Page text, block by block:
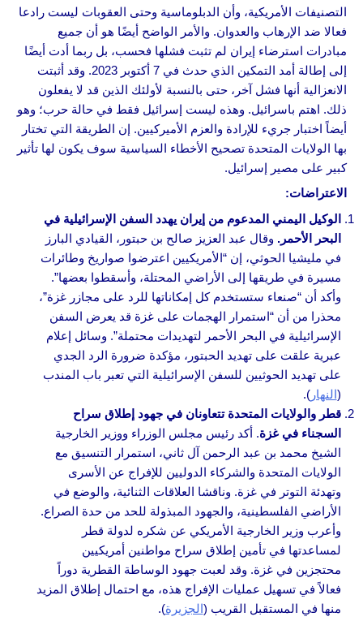
التصنيفات الأمريكية، وأن الدبلوماسية وحتى العقوبات ليست رادعا
فعالا ضد الإرهاب والعدوان. والأمر الواضح أيضًا هو أن جميع
مبادرات استرضاء إيران لم تثبت فشلها فحسب، بل ربما أدت أيضًا
إلى إطالة أمد التمكين الذي حدث في 7 أكتوبر 2023. وقد أثبتت
الانعزالية أنها فشل آخر، حتى بالنسبة لأولئك الذين قد لا يفعلون
ذلك. اهتم باسرائيل. وهذه ليست إسرائيل فقط في حالة حرب؛ وهو
أيضاً اختبار جريء للإرادة والعزم الأميركيين. إن الطريقة التي تختار
بها الولايات المتحدة تصحيح الأخطاء السياسية سوف يكون لها تأثير
كبير على مصير إسرائيل.
الاعتراضات:
الوكيل اليمني المدعوم من إيران يهدد السفن الإسرائيلية في
البحر الأحمر. وقال عبد العزيز صالح بن حبتور، القيادي البارز
في مليشيا الحوثي، إن “الأمريكيين اعترضوا صواريخ وطائرات
مسيرة في طريقها إلى الأراضي المحتلة، وأسقطوا بعضها”.
وأكد أن “صنعاء ستستخدم كل إمكاناتها للرد على مجازر غزة”،
محذرا من أن “استمرار الهجمات على غزة قد يعرض السفن
الإسرائيلية في البحر الأحمر لتهديدات محتملة”. وسائل إعلام
عبرية علقت على تهديد الحبتور، مؤكدة ضرورة الرد الجدي
على تهديد الحوثيين للسفن الإسرائيلية التي تعبر باب المندب
(النهار).
قطر والولايات المتحدة تتعاونان في جهود إطلاق سراح
السجناء في غزة. أكد رئيس مجلس الوزراء ووزير الخارجية
الشيخ محمد بن عبد الرحمن آل ثاني، استمرار التنسيق مع
الولايات المتحدة والشركاء الدوليين للإفراج عن الأسرى
وتهدئة التوتر في غزة. وناقشا العلاقات الثنائية، والوضع في
الأراضي الفلسطينية، والجهود المبذولة للحد من حدة الصراع.
وأعرب وزير الخارجية الأمريكي عن شكره لدولة قطر
لمساعدتها في تأمين إطلاق سراح مواطنين أمريكيين
محتجزين في غزة. وقد لعبت جهود الوساطة القطرية دوراً
فعالاً في تسهيل عمليات الإفراج هذه، مع احتمال إطلاق المزيد
منها في المستقبل القريب (الجزيرة).